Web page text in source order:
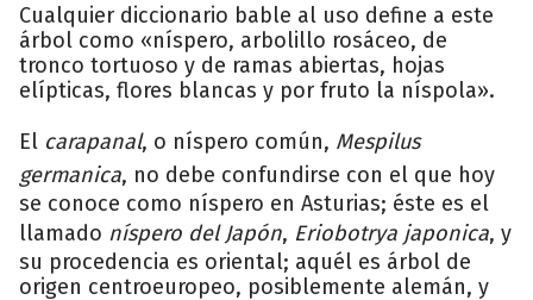
Cualquier diccionario bable al uso define a este
árbol como «níspero, arbolillo rosáceo, de
tronco tortuoso y de ramas abiertas, hojas
elípticas, flores blancas y por fruto la níspola».
El carapanal, o níspero común, Mespilus
germanica, no debe confundirse con el que hoy
se conoce como níspero en Asturias; éste es el
llamado níspero del Japón, Eriobotrya japonica, y
su procedencia es oriental; aquél es árbol de
origen centroeuropeo, posiblemente alemán, y